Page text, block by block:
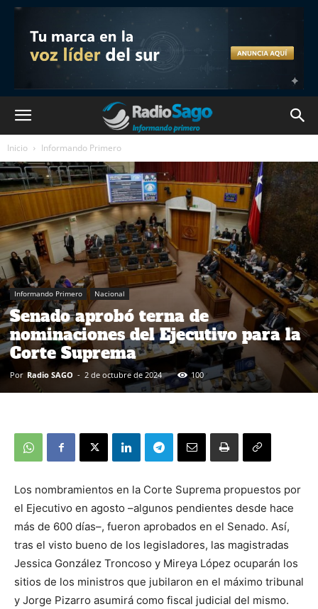
Inicio Informando Primero
Informando Primero Nacional
Senado aprobó terna de
nominaciones del Ejecutivo para la
Corte Suprema
Por Radio SAGO - 2 de octubre de 2024 100
Los nombramientos en la Corte Suprema propuestos por
el Ejecutivo en agosto –algunos pendientes desde hace
más de 600 días–, fueron aprobados en el Senado. Así,
tras el visto bueno de los legisladores, las magistradas
Jessica González Troncoso y Mireya López ocuparán los
sitios de los ministros que jubilaron en el máximo tribunal
y Jorge Pizarro asumirá como fiscal judicial del mismo.